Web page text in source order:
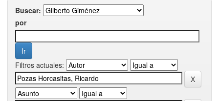
Buscar:
por
Filtros actuales: